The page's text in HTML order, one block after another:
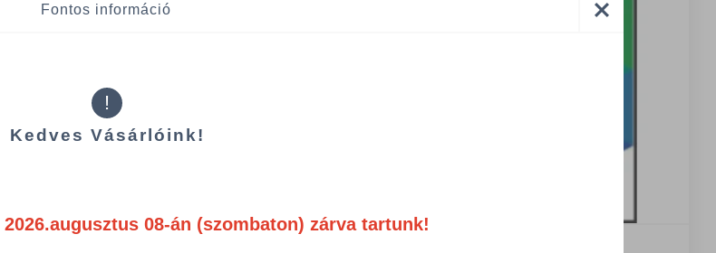
Fontos információ
!
Kedves Vásárlóink!
2026.augusztus 08-án (szombaton) zárva tartunk!